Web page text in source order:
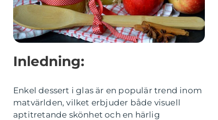
Inledning:
Enkel dessert i glas är en populär trend inom
matvärlden, vilket erbjuder både visuell
aptitretande skönhet och en härlig